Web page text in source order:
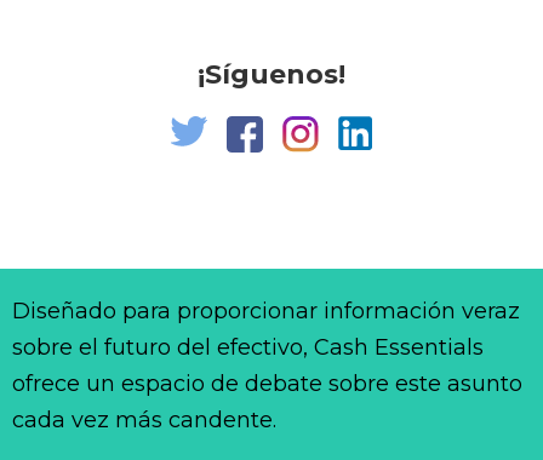
¡Síguenos!
Diseñado para proporcionar información veraz
sobre el futuro del efectivo, Cash Essentials
ofrece un espacio de debate sobre este asunto
cada vez más candente.